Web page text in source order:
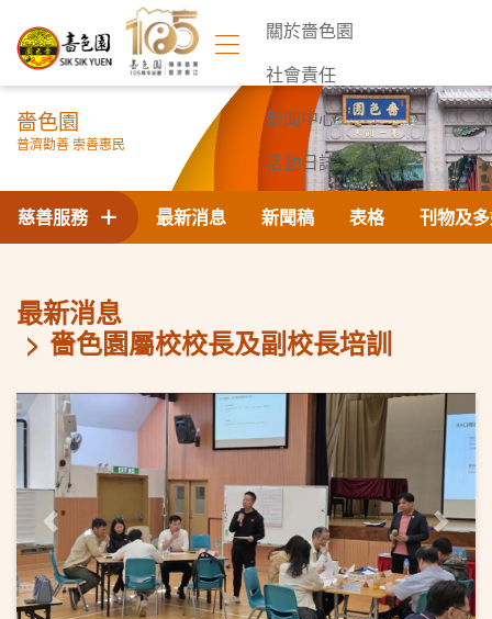
關於嗇色園
社會責任
新聞中心
活動日誌
聯絡我們
嗇色園
普濟勸善 崇善惠民
最新消息 新聞稿 表格 刊物及
慈善服務
最新消息
嗇色園屬校校長及副校長培訓
上一頁 下一頁